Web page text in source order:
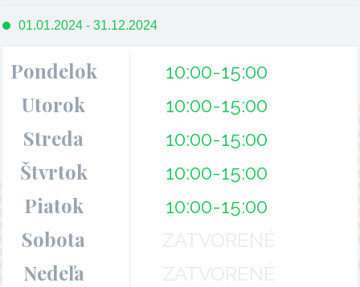
01.01.2024 - 31.12.2024
Pondelok 10:00-15:00
Utorok 10:00-15:00
Streda 10:00-15:00
Štvrtok 10:00-15:00
Piatok 10:00-15:00
Sobota ZATVORENÉ
Nedeľa ZATVORENÉ